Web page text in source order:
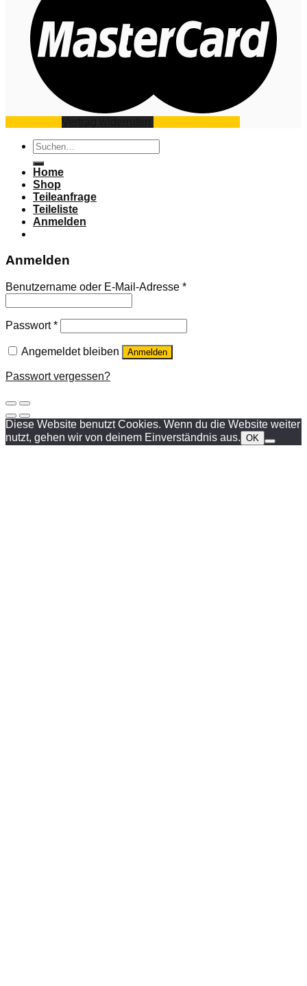
Suchen
nach:
Home
Shop
Teileanfrage
Teileliste
Anmelden
Anmelden
Benutzername oder E-Mail-Adresse *
Passwort*
Angemeldet bleiben Anmelden
Passwort vergessen?
Diese Website benutzt Cookies. Wenn du die Website weiter
nutzt, gehen wir von deinem Einverständnis aus. OK